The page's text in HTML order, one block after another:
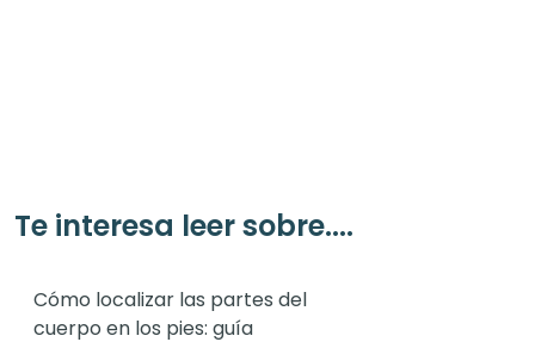
Te interesa leer sobre....
Cómo localizar las partes del
cuerpo en los pies: guía